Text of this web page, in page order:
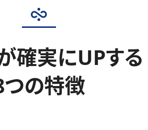
確実にUPする
の特徴